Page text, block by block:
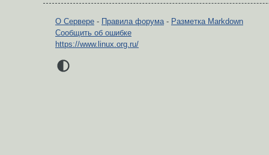
О Сервере - Правила форума - Разметка Markdown
Сообщить об ошибке
https://www.linux.org.ru/